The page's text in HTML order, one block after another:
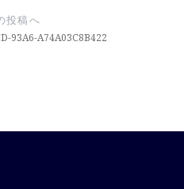
投稿へ
93A6-A74A03C8B422